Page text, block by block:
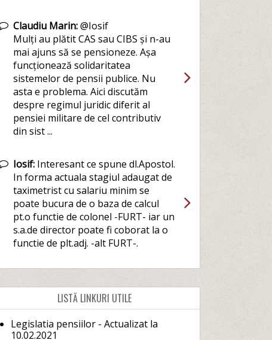
Claudiu Marin:@Iosif
Mulți au plătit CAS sau CIBS și n-au
mai ajuns să se pensioneze. Așa
funcționează solidaritatea
sistemelor de pensii publice. Nu
asta e problema. Aici discutăm
despre regimul juridic diferit al
pensiei militare de cel contributiv
din sist ...
Iosif:Interesant ce spune dl.Apostol.
In forma actuala stagiul adaugat de
taximetrist cu salariu minim se
poate bucura de o baza de calcul
pt.o functie de colonel -FURT- iar un
s.a.de director poate fi coborat la o
functie de plt.adj. -alt FURT-.
LISTĂ LINKURI UTILE
Legislatia pensiilor - Actualizat la
10.02.2021